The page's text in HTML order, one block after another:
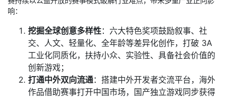
响：
挖掘全球创意多样性：六大特色奖项鼓励叙事、社
交、人文、轻量化、全年龄等差异化创作，打破 3A
工业化同质化，扶持小众、实验性、具备社会价值的
创新游戏；
打通中外双向流通：搭建中外开发者交流平台，海外
作品借助赛事打开中国市场，国产独立游戏同步获得